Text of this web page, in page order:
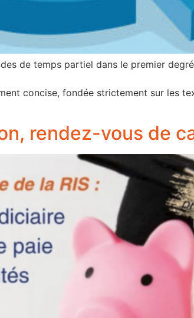
de temps partiel dans le premier
concise, fondée strictement sur les
rendez-vous de